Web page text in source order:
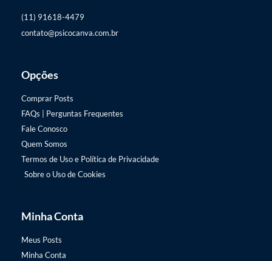
(11) 91618-4479
contato@psicocanva.com.br
Opções
Comprar Posts
FAQs | Perguntas Frequentes
Fale Conosco
Quem Somos
Termos de Uso e Política de Privacidade
Sobre o Uso de Cookies
Minha Conta
Meus Posts
Minha Conta